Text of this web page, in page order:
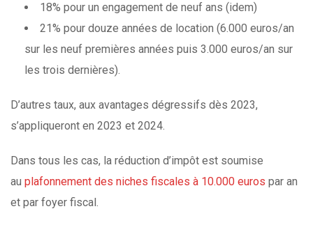
18% pour un engagement de neuf ans (idem)
21% pour douze années de location (6.000 euros/an
sur les neuf premières années puis 3.000 euros/an sur
les trois dernières).
D’autres taux, aux avantages dégressifs dès 2023,
s’appliqueront en 2023 et 2024.
Dans tous les cas, la réduction d’impôt est soumise
au plafonnement des niches fiscales à 10.000 euros par an
et par foyer fiscal.